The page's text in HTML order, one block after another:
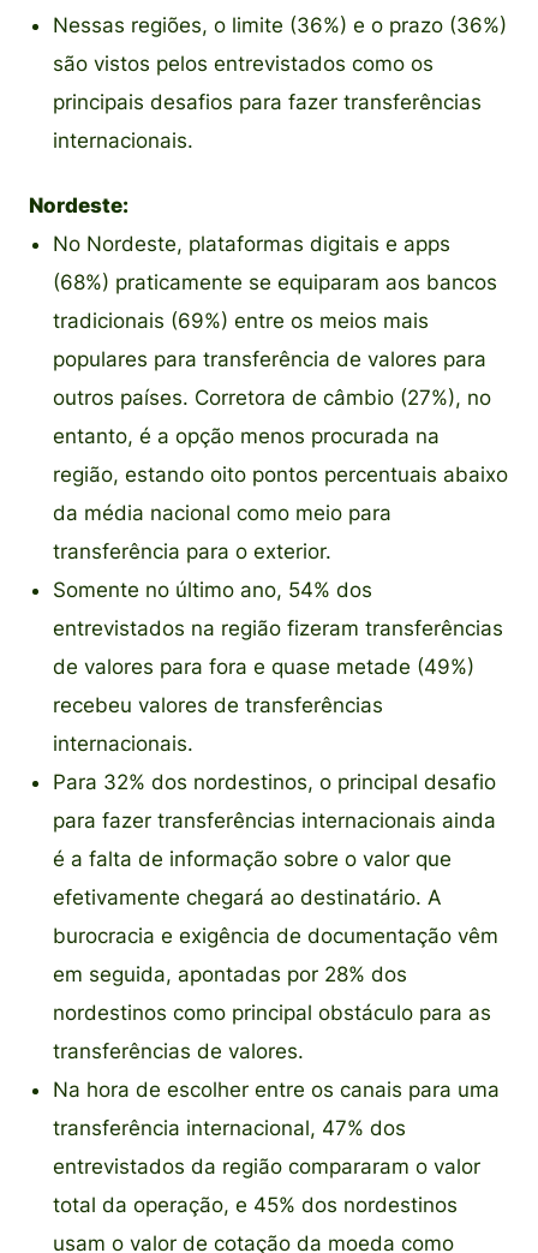
Nessas regiões, o limite (36%) e o prazo (36%)
são vistos pelos entrevistados como os
principais desafios para fazer transferências
internacionais.
Nordeste:
No Nordeste, plataformas digitais e apps
(68%) praticamente se equiparam aos bancos
tradicionais (69%) entre os meios mais
populares para transferência de valores para
outros países. Corretora de câmbio (27%), no
entanto, é a opção menos procurada na
região, estando oito pontos percentuais abaixo
da média nacional como meio para
transferência para o exterior.
Somente no último ano, 54% dos
entrevistados na região fizeram transferências
de valores para fora e quase metade (49%)
recebeu valores de transferências
internacionais.
Para 32% dos nordestinos, o principal desafio
para fazer transferências internacionais ainda
é a falta de informação sobre o valor que
efetivamente chegará ao destinatário. A
burocracia e exigência de documentação vêm
em seguida, apontadas por 28% dos
nordestinos como principal obstáculo para as
transferências de valores.
Na hora de escolher entre os canais para uma
transferência internacional, 47% dos
entrevistados da região compararam o valor
total da operação, e 45% dos nordestinos
usam o valor de cotação da moeda como